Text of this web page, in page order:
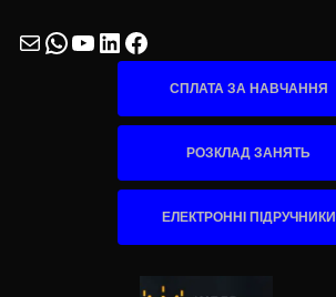
MailWhatsApp
YouTube
LinkedIn
Facebook
СПЛАТА ЗА НАВЧАННЯ
РОЗКЛАД ЗАНЯТЬ
ЕЛЕКТРОННІ ПІДРУЧНИКИ